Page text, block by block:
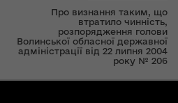
Про визнання таким, що
втратило чинність,
розпорядження голови
Волинської обласної державної
адміністрації від 22 липня 2004
року № 206